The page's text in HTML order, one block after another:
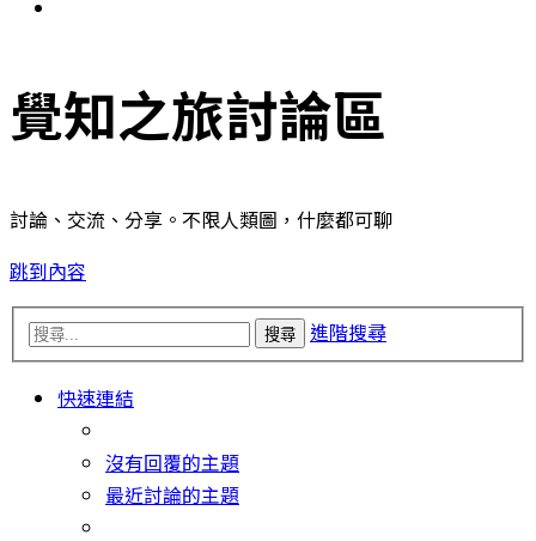
覺知之旅討論區
討論、交流、分享。不限人類圖，什麼都可聊
跳到內容
搜尋 進階搜尋
快速連結
沒有回覆的主題
最近討論的主題